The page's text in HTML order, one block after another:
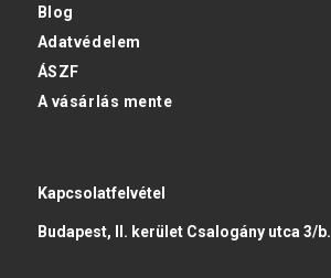
Blog
Adatvédelem
ÁSZF
A vásárlás mente
Kapcsolatfelvétel
Budapest, II. kerület Csalogány utca 3/b.